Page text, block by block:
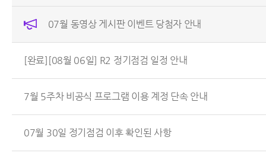
07월 동영상 게시판 이벤트 당첨자 안내
[완료][08월 06일] R2 정기점검 일정 안내
7월 5주차 비공식 프로그램 이용 계정 단속 안내
07월 30일 정기점검 이후 확인된 사항